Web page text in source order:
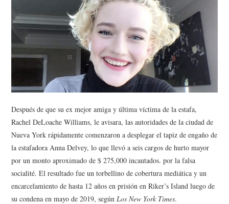
SPORTS
TECHNOLOGY
Después de que su ex mejor amiga y última víctima de la estafa,
Rachel DeLoache Williams, le avisara, las autoridades de la ciudad de
Nueva York rápidamente comenzaron a desplegar el tapiz de engaño de
la estafadora Anna Delvey, lo que llevó a seis cargos de hurto mayor
por un monto aproximado de $ 275,000 incautados. por la falsa
socialité. El resultado fue un torbellino de cobertura mediática y un
encarcelamiento de hasta 12 años en prisión en Riker’s Island luego de
su condena en mayo de 2019, segúnLos New York Times.